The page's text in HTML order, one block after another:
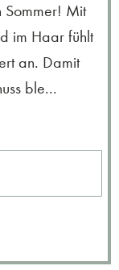
Mit
im Haar fühlt
an. Damit
ble...